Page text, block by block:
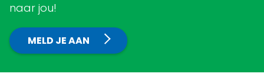
naar jou!
MELD JE AAN